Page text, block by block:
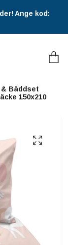
Ange kod:
Bäddset
150x210